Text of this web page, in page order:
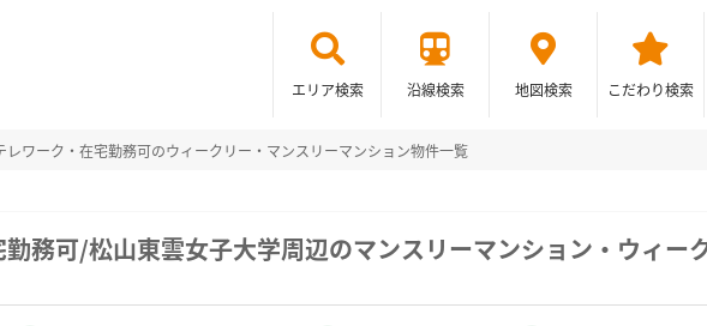
エリア検索 沿線検索 地図検索 こだわり検索
レワーク・在宅勤務可のウィークリー・マンスリーマンション物件一覧
務可/松山東雲女子大学周辺のマンスリーマンション・ウィー